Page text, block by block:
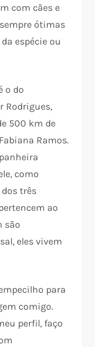
com cães e
sempre ótimas
espécie ou
o do
Rodrigues,
500 km de
Ramos.
como
três
ao
são
eles vivem
para
comigo.
perfil, faço